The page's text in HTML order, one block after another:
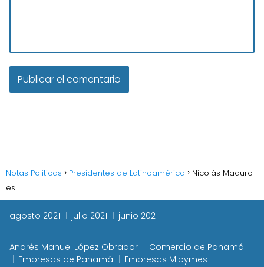
Notas Politicas Presidentes de Latinoamérica
Nicolás Maduro
es
agosto 2021 julio 2021 junio 2021
Andrés Manuel López Obrador
Comercio de Panamá
Empresas de Panamá
Empresas Mipymes